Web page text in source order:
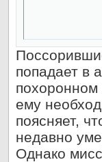
попадает в
похоронном
ему
поясняет,
недавно
Однако